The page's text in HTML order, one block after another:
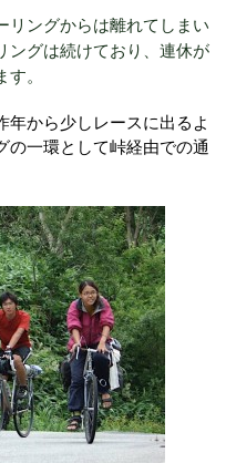
リングからは離れてしまい
ングは続けており、連休が
。
年から少しレースに出るよ
の一環として峠経由での通